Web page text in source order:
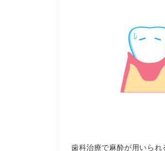
歯科治療で麻酔が用いられ